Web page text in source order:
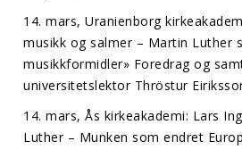
14. mars, Uranienborg
musikk og salmer – Martin Luther
musikkformidler» Foredrag og
universitetslektor Thröstur
14. mars, Ås kirkeakademi: Lars
Luther – Munken som endret